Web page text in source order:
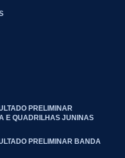
PRELIMINAR
E QUADRILHAS JUNINAS
PRELIMINAR BANDA